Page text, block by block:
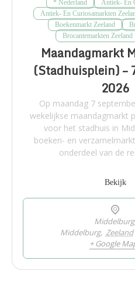
* Nederland
Antiek- En
Antiek- En Curiosamarkten
Boekenmarkt Zeeland
Brocantemarkten Zeeland
Maandagmarkt
(Stadhuisplein) –
2026
Op maandag 7
wekelijkse maandagmarkt
voor het stadhuis in
boeken- en
onderdeel van de
Bekijk
Middelburg, Zeeland
+ Google